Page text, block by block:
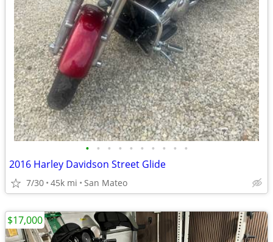
• • • • • • • • • •
2016 Harley Davidson Street Glide
7/30 45k mi San Mateo
$17,000